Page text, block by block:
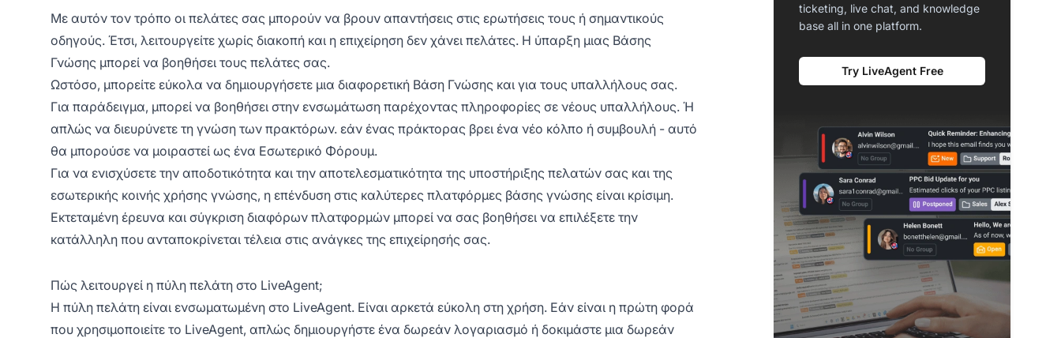
Με αυτόν τον τρόπο οι πελάτες σας μπορούν να βρουν απαντήσεις στις ερωτήσεις τους ή σημαντικούς
οδηγούς. Έτσι, λειτουργείτε χωρίς διακοπή και η επιχείρηση δεν χάνει πελάτες. Η ύπαρξη μιας Βάσης
Γνώσης μπορεί να βοηθήσει τους πελάτες σας.
Ωστόσο, μπορείτε εύκολα να δημιουργήσετε μια διαφορετική Βάση Γνώσης και για τους υπαλλήλους σας.
Για παράδειγμα, μπορεί να βοηθήσει στην ενσωμάτωση παρέχοντας πληροφορίες σε νέους υπαλλήλους. Ή
απλώς να διευρύνετε τη γνώση των πρακτόρων. εάν ένας πράκτορας βρει ένα νέο κόλπο ή συμβουλή - αυτό
θα μπορούσε να μοιραστεί ως ένα Εσωτερικό Φόρουμ.
Για να ενισχύσετε την αποδοτικότητα και την αποτελεσματικότητα της υποστήριξης πελατών σας και της
εσωτερικής κοινής χρήσης γνώσης, η επένδυση στις καλύτερες πλατφόρμες βάσης γνώσης είναι κρίσιμη.
Εκτεταμένη έρευνα και σύγκριση διαφόρων πλατφορμών μπορεί να σας βοηθήσει να επιλέξετε την
κατάλληλη που ανταποκρίνεται τέλεια στις ανάγκες της επιχείρησής σας.
Πώς λειτουργεί η πύλη πελάτη στο LiveAgent;
Η πύλη πελάτη είναι ενσωματωμένη στο LiveAgent. Είναι αρκετά εύκολη στη χρήση. Εάν είναι η πρώτη φορά
που χρησιμοποιείτε το LiveAgent, απλώς δημιουργήστε ένα δωρεάν λογαριασμό ή δοκιμάστε μια δωρεάν
ticketing, live chat, and knowledge
base all in one platform.
Try LiveAgent Free